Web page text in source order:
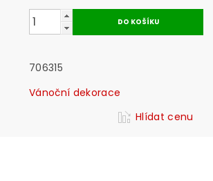
706315
Vánoční dekorace
Hlídat cenu